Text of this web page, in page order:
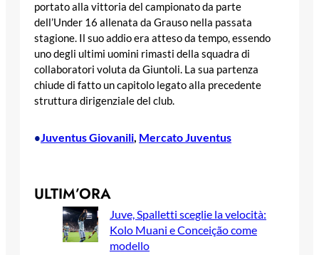
portato alla vittoria del campionato da parte
dell’Under 16 allenata da Grauso nella passata
stagione. Il suo addio era atteso da tempo, essendo
uno degli ultimi uomini rimasti della squadra di
collaboratori voluta da Giuntoli. La sua partenza
chiude di fatto un capitolo legato alla precedente
struttura dirigenziale del club.
•Juventus Giovanili, Mercato Juventus
ULTIM’ORA
Juve, Spalletti sceglie la velocità:
Kolo Muani e Conceição come
modello